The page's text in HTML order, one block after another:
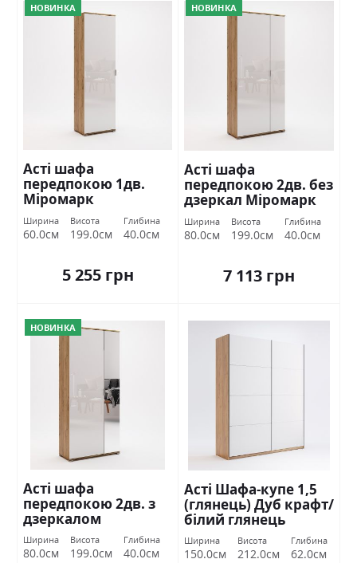
НОВИНКА
Асті шафа
передпокою 1дв.
Міромарк
Ширина
60.0см
Висота
199.0см
Глибина
40.0см
5 255 грн
НОВИНКА
Асті шафа
передпокою 2дв. без
дзеркал Міромарк
Ширина
80.0см
Висота
199.0см
Глибина
40.0см
7 113 грн
НОВИНКА
Асті шафа
передпокою 2дв. з
дзеркалом
Міромарк
Ширина
80.0см
Висота
199.0см
Глибина
40.0см
Асті Шафа-купе 1,5
(глянець) Дуб крафт/
білий глянець
Міромарк
Ширина
150.0см
Висота
212.0см
Глибина
62.0см